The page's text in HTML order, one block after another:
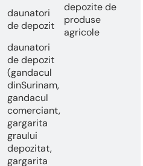
daunatori
de depozit
depozite de
produse
agricole
daunatori
de depozit
(gandacul
dinSurinam,
gandacul
comerciant,
gargarita
graului
depozitat,
gargarita